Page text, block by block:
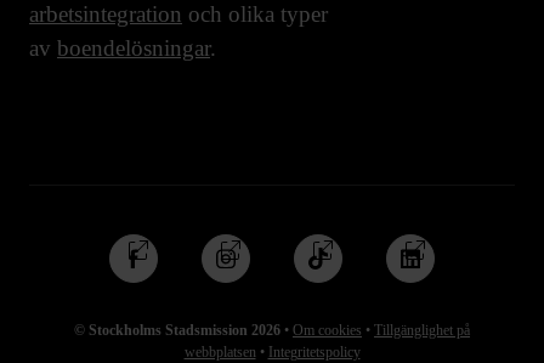
arbetsintegration och olika typer
av boendelösningar.
© Stockholms Stadsmission 2026 • Om cookies • Tillgänglighet på
webbplatsen • Integritetspolicy
Följ
oss
Facebook
Följ
oss
Instagram
Följ
oss
TikTok
Följ
oss
Linkedin